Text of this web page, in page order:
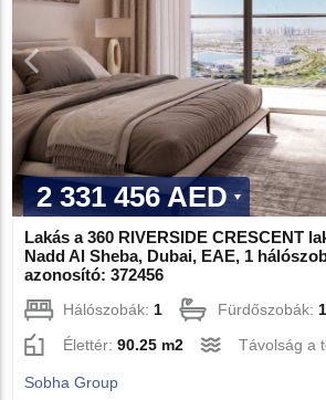
2 331 456 AED
Lakás a 360 RIVERSIDE CRESCENT
Nadd Al Sheba, Dubai, EAE, 1
azonosító: 372456
Hálószobák: 1 Fürdőszobák: 1
Élettér:90.25 m2 Távolság a
Sobha Group